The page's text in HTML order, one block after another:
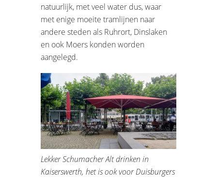
natuurlijk, met veel water dus, waar
met enige moeite tramlijnen naar
andere steden als Ruhrort, Dinslaken
en ook Moers konden worden
aangelegd.
Lekker Schumacher Alt drinken in
Kaiserswerth, het is ook voor Duisburgers